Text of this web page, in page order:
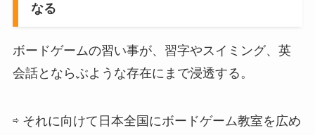
なる
ボードゲームの習い事が、習字やスイミング、英
会話とならぶような存在にまで浸透する。
⇨ それに向けて日本全国にボードゲーム教室を広め